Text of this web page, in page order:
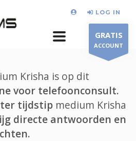
LOG IN
GRATIS
ACCOUNT
Krisha is op dit
voor telefoonconsult.
tijdstip medium Krisha
directe antwoorden en